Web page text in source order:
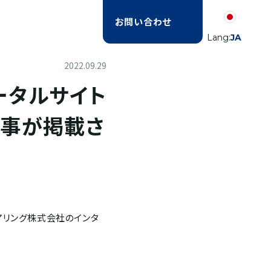
Lang:JA
お問い合わせ
2022.09.29
ルサイト
が掲載さ
ング株式会社のインタ